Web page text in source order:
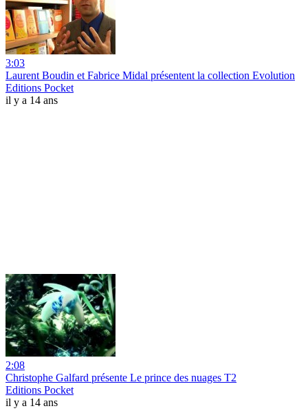
3:03
Laurent Boudin et Fabrice Midal présentent la collection Evolution
Editions Pocket
il y a 14 ans
2:08
Christophe Galfard présente Le prince des nuages T2
Editions Pocket
il y a 14 ans